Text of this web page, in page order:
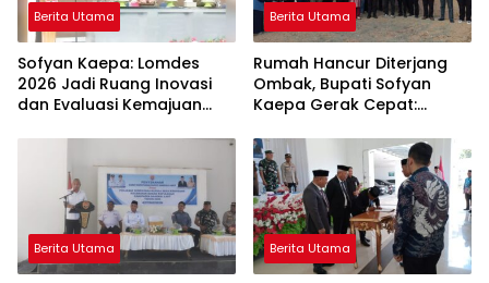
Berita Utama
Sofyan Kaepa: Lomdes
2026 Jadi Ruang Inovasi
dan Evaluasi Kemajuan
Berita Utama
Rumah Hancur Diterjang
Ombak, Bupati Sofyan
Kaepa Gerak Cepat:
Diserahkan!
Berita Utama Berita Utama